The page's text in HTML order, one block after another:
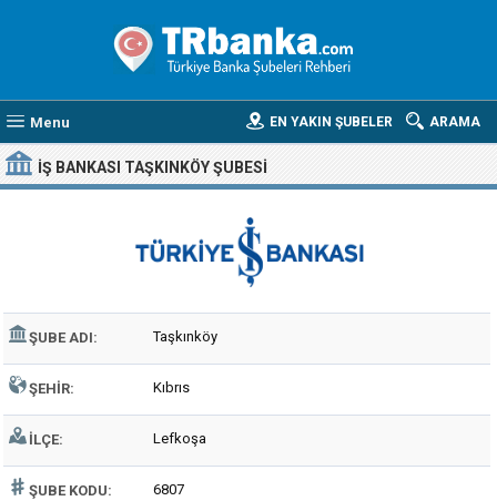
Menu ARAMA
EN YAKIN ŞUBELER
İŞ BANKASI TAŞKINKÖY ŞUBESI
ŞUBE ADI: Taşkınköy
ŞEHIR: Kıbrıs
İLÇE: Lefkoşa
ŞUBE KODU: 6807